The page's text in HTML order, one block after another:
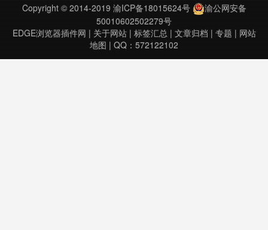
问答、今日头条文章、吉云互动等团
队的审核后台自动任务刷新，……
Copyright © 2014-2019 渝ICP备18015624号
渝公网安备
50010602502279号
EDGE浏览器插件网 | 关于网站| 标签汇总| 文章归档 | 专题 | 网站
地图 | QQ：572122102